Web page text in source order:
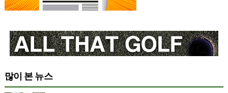
많이 본 뉴스